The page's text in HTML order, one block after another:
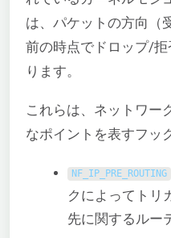
は、パケットの方向（
前の時点でドロップ/
ります。
これらは、ネットワー
なポイントを表すフッ
NF_IP_PRE_ROUTING
クによってトリ
先に関するルー